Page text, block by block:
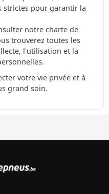
strictes pour garantir la
notre charte de
trouverez toutes les
l'utilisation et la
votre vie privée et à
grand soin.